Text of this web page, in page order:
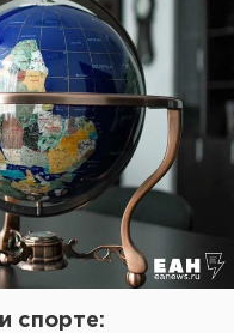
спорте: